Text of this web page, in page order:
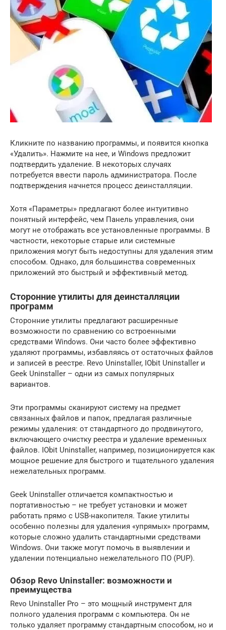
Кликните по названию программы, и появится кнопка
«Удалить». Нажмите на нее, и Windows предложит
подтвердить удаление. В некоторых случаях
потребуется ввести пароль администратора. После
подтверждения начнется процесс деинсталляции.
Хотя «Параметры» предлагают более интуитивно
понятный интерфейс, чем Панель управления, они
могут не отображать все установленные программы. В
частности, некоторые старые или системные
приложения могут быть недоступны для удаления этим
способом. Однако, для большинства современных
приложений это быстрый и эффективный метод.
Сторонние утилиты для деинсталляции
программ
Сторонние утилиты предлагают расширенные
возможности по сравнению со встроенными
средствами Windows. Они часто более эффективно
удаляют программы, избавляясь от остаточных файлов
и записей в реестре. Revo Uninstaller, IObit Uninstaller и
Geek Uninstaller – одни из самых популярных
вариантов.
Эти программы сканируют систему на предмет
связанных файлов и папок, предлагая различные
режимы удаления: от стандартного до продвинутого,
включающего очистку реестра и удаление временных
файлов. IObit Uninstaller, например, позиционируется как
мощное решение для быстрого и тщательного удаления
нежелательных программ.
Geek Uninstaller отличается компактностью и
портативностью – не требует установки и может
работать прямо с USB-накопителя. Такие утилиты
особенно полезны для удаления «упрямых» программ,
которые сложно удалить стандартными средствами
Windows. Они также могут помочь в выявлении и
удалении потенциально нежелательного ПО (PUP).
Обзор Revo Uninstaller: возможности и
преимущества
Revo Uninstaller Pro – это мощный инструмент для
полного удаления программ с компьютера. Он не
только удаляет программу стандартным способом, но и